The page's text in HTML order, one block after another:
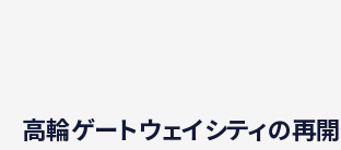
高輪ゲートウェイシティの再